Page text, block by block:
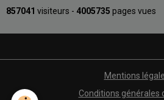
857041 visiteurs - 4005735 pages vues
Mentions
Conditions générales